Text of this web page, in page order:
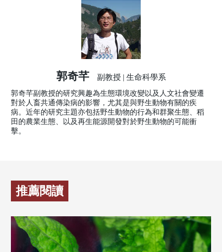
郭奇芊 副教授 | 生命科學系
郭奇芊副教授的研究興趣為生態環境改變以及人文社會變遷
對於人畜共通傳染病的影響，尤其是與野生動物有關的疾
病。近年的研究主題亦包括野生動物的行為和群聚生態、稻
田的農業生態、以及再生能源開發對於野生動物的可能衝
擊。
推薦閱讀